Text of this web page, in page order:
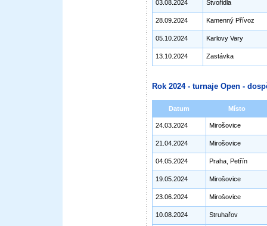
03.08.2024 Stvořidla
28.09.2024 Kamenný Přívoz
05.10.2024 Karlovy Vary
13.10.2024 Zastávka
Rok 2024 - turnaje Open -
Datum Místo
24.03.2024 Mirošovice
21.04.2024 Mirošovice
04.05.2024 Praha, Petřín
19.05.2024 Mirošovice
23.06.2024 Mirošovice
10.08.2024 Struhařov